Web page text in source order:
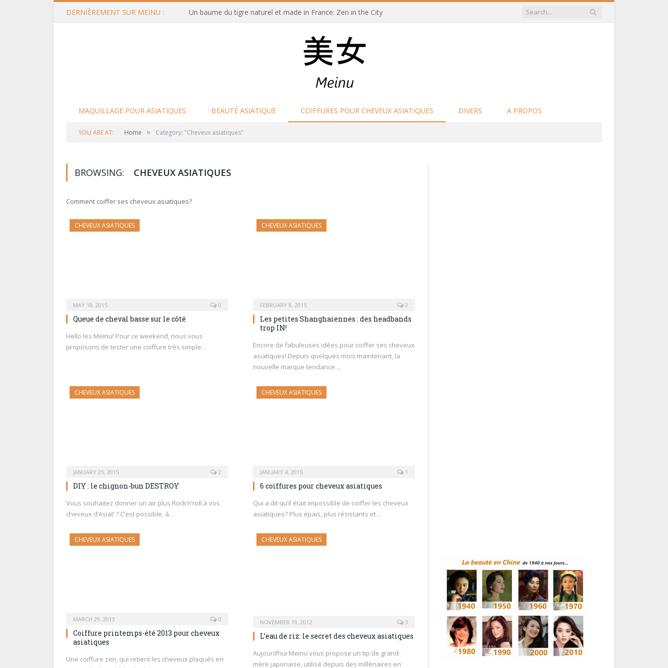
DERNIÈREMENT SUR MEINU : Un baume du tigre naturel et made in France: Zen in the City
MAQUILLAGE POUR ASIATIQUES BEAUTÉ ASIATIQUE COIFFURES POUR CHEVEUX ASIATIQUES DIVERS A PROPOS
YOU ARE AT: Home » Category: "Cheveux asiatiques"
BROWSING: CHEVEUX ASIATIQUES
Comment coiffer ses cheveux asiatiques?
CHEVEUX ASIATIQUES
MAY 18, 2015 0
Queue de cheval basse sur le côté
Hello les Meinu! Pour ce weekend, nous vous
proposons de tester une coiffure très simple…
CHEVEUX ASIATIQUES
FEBRUARY 8, 2015 2
Les petites Shanghaiennes : des headbands
trop IN!
Encore de fabuleuses idées pour coiffer ses cheveux
asiatiques! Depuis quelques mois maintenant, la
nouvelle marque tendance…
CHEVEUX ASIATIQUES
JANUARY 25, 2015 2
DIY : le chignon-bun DESTROY
Vous souhaitez donner un air plus Rock’n’roll à vos
cheveux d’Asiat’ ? C’est possible, à…
CHEVEUX ASIATIQUES
JANUARY 4, 2015 1
6 coiffures pour cheveux asiatiques
Qui a dit qu’il était impossible de coiffer les cheveux
asiatiques? Plus épais, plus résistants et…
CHEVEUX ASIATIQUES
MARCH 29, 2013 0
Coiffure printemps-été 2013 pour cheveux
asiatiques
Une coiffure zen, qui retient les cheveux plaqués en
CHEVEUX ASIATIQUES
NOVEMBER 19, 2012 3
L’eau de riz: le secret des cheveux asiatiques
Aujourd’hui Meinu vous propose un tip de grand-
mère japonaise, utilisé depuis des millénaires en